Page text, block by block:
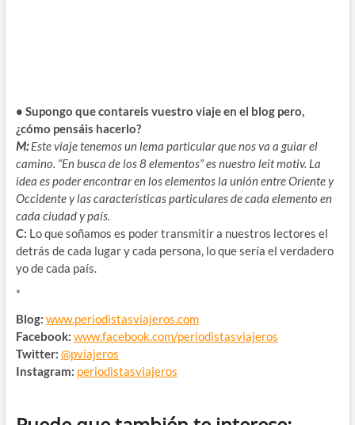
• Supongo que contareis vuestro viaje en el blog pero,
¿cómo pensáis hacerlo?
M:Este viaje tenemos un lema particular que nos va a guiar el
camino. “En busca de los 8 elementos” es nuestro leit motiv. La
idea es poder encontrar en los elementos la unión entre Oriente y
Occidente y las características particulares de cada elemento en
cada ciudad y país.
C: Lo que soñamos es poder transmitir a nuestros lectores el
detrás de cada lugar y cada persona, lo que sería el verdadero
yo de cada país.
*
Blog: www.periodistasviajeros.com
Facebook: www.facebook.com/periodistasviajeros
Twitter: @pviajeros
Instagram: periodistasviajeros